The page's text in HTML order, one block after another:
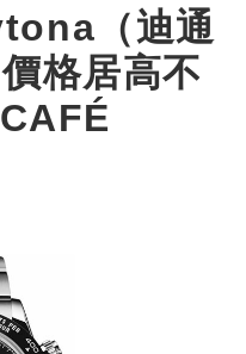
（迪通
格居高不